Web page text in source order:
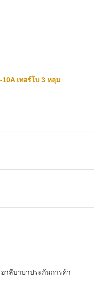
เทอร์โบ 3 หลุม
อาลีบาบาประกันการค้า